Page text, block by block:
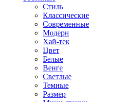
Стиль
Классические
Современные
Модерн
Хай-тек
Цвет
Белые
Венге
Светлые
Темные
Размер